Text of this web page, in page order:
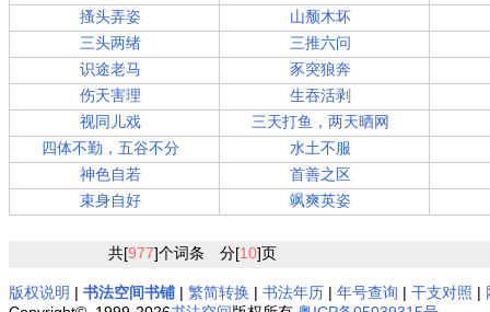
搔头弄姿
山颓木坏
三头两绪
三推六问
识途老马
豕突狼奔
伤天害理
生吞活剥
视同儿戏
三天打鱼，两天晒网
四体不勤，五谷不分
水土不服
神色自若
首善之区
束身自好
飒爽英姿
共[977]个词条 分[10]页
版权说明 | 书法空间书铺 | 繁简转换 | 书法年历 | 年号查询 | 干支对照 |